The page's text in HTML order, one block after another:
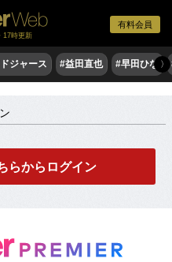
有料会員
17時更新
ジャース #益田直也 #早田ひな 〉
らからログイン